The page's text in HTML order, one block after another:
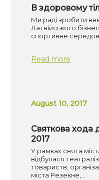
В здоровому
Ми раді зробити
Латвійського
спортивне
Read more
August 10, 2017
Святкова хода
2017
У рамках свята
відбулася
товариств,
міста Резекне,…